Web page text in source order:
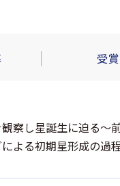
受賞
察し星誕生に迫る～
よる初期星形成の